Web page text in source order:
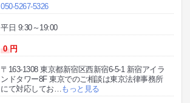
050-5267-5326
平日 9:30～19:00
0 円
〒163-1308 東京都新宿区西新宿6-5-1 新宿アイラ
ンドタワー8F 東京でのご相談は東京法律事務所
にて対応してお
もっと見る